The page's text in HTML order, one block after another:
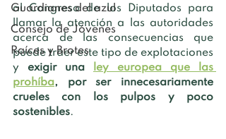
Guardianes del azul
Consejo de Jóvenes
Raíces y Brotes
al Congreso de los Diputados para
llamar la atención a las autoridades
acerca de las consecuencias que
puede traer este tipo de explotaciones
y exigir una
ley europea que las
prohíba, por ser innecesariamente
crueles con los pulpos y poco
sostenibles.